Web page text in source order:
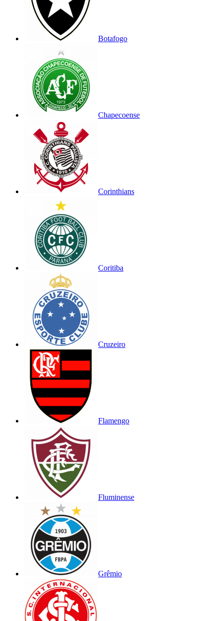
Botafogo
Chapecoense
Corinthians
Coritiba
Cruzeiro
Flamengo
Fluminense
Grêmio